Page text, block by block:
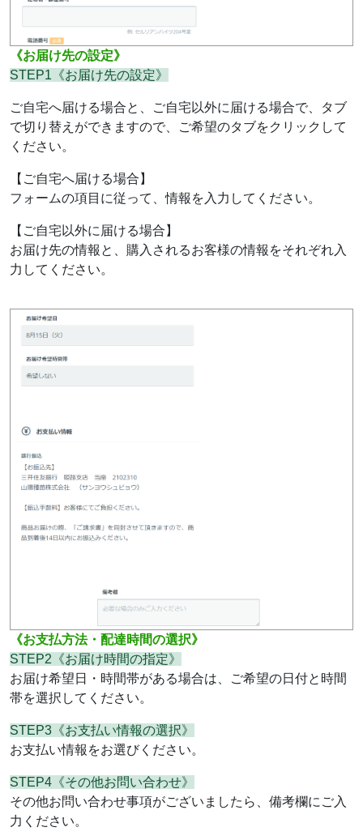
《お届け先の設定》
STEP1《お届け先の設定》
ご自宅へ届ける場合と、ご自宅以外に届ける場合で、タブ
で切り替えができますので、ご希望のタブをクリックして
ください。
【ご自宅へ届ける場合】
フォームの項目に従って、情報を入力してください。
【ご自宅以外に届ける場合】
お届け先の情報と、購入されるお客様の情報をそれぞれ入
力してください。
《お支払方法・配達時間の選択》
STEP2《お届け時間の指定》
お届け希望日・時間帯がある場合は、ご希望の日付と時間
帯を選択してください。
STEP3《お支払い情報の選択》
お支払い情報をお選びください。
STEP4《その他お問い合わせ》
その他お問い合わせ事項がございましたら、備考欄にご入
力ください。